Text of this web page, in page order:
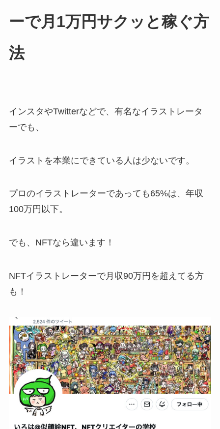
ーで月1万円サクッと稼ぐ方
法
インスタやTwitterなどで、有名なイラストレータ
ーでも、
イラストを本業にできている人は少ないです。
プロのイラストレーターであっても65%は、年収
100万円以下。
でも、NFTなら違います！
NFTイラストレーターで月収90万円を超えてる方
も！